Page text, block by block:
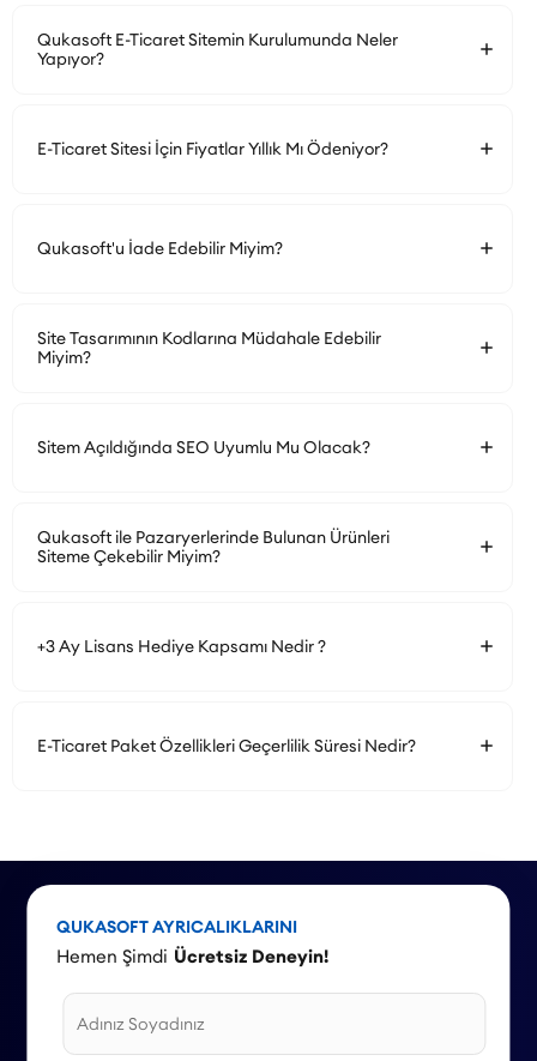
Qukasoft E-Ticaret Sitemin Kurulumunda Neler
Yapıyor?
E-Ticaret Sitesi İçin Fiyatlar Yıllık Mı Ödeniyor?
Qukasoft'u İade Edebilir Miyim?
Site Tasarımının Kodlarına Müdahale Edebilir
Miyim?
Sitem Açıldığında SEO Uyumlu Mu Olacak?
Qukasoft ile Pazaryerlerinde Bulunan Ürünleri
Siteme Çekebilir Miyim?
+3 Ay Lisans Hediye Kapsamı Nedir ?
E-Ticaret Paket Özellikleri Geçerlilik Süresi Nedir?
QUKASOFT AYRICALIKLARINI
Hemen Şimdi Ücretsiz Deneyin!